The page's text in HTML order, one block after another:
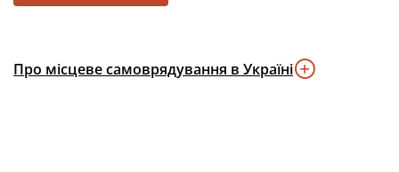
Про місцеве самоврядування в Україні